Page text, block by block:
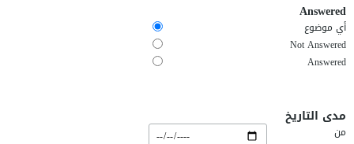
Answered
أي موضوع
Not Answered
Answered
مدى التاريخ
من